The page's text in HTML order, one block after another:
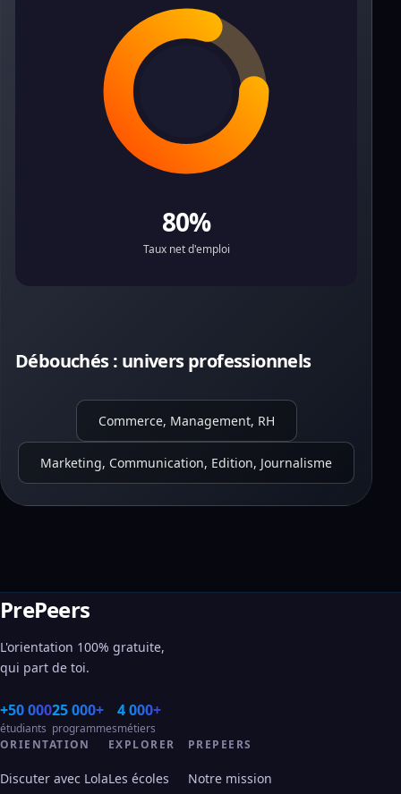
80%
Taux net d'emploi
Débouchés : univers professionnels
Commerce, Management, RH
Marketing, Communication, Edition, Journalisme
PrePeers
L'orientation 100% gratuite,
qui part de toi.
+50 000
étudiants
25 000+
programmes
4 000+
métiers
ORIENTATION
Discuter avec Lola
EXPLORER
Les écoles
PREPEERS
Notre mission